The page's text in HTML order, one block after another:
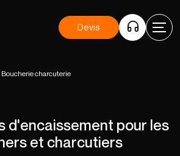
Devis
Boucherie charcuterie
d'encaissement pour les
et charcutiers